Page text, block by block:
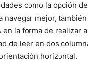
como la opción
navegar mejor,
en la forma de realizar
de leer en dos
horizontal.